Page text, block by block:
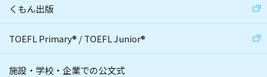
くもん出版
TOEFL Primary® /TOEFL Junior®
施設・学校・企業での公文式